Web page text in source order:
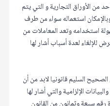
من الأوراق التجارية و التي يتم
استعماله سواء من طرف
استخدامه وتعد المعاملات من
للإلغاء لعدة أسباب أشار لها
السليم قانونيا لابد من أن
الإلزامية والتي أشار لها